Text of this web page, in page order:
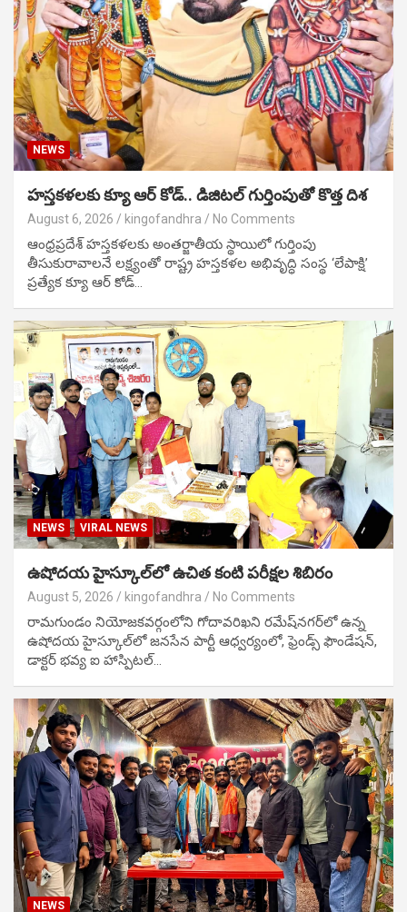
NEWS
హస్తకళలకు క్యూ ఆర్ కోడ్‌.. డిజిటల్ గుర్తింపుతో కొత్త దిశ
August 6, 2026 kingofandhra No Comments
ఆంధ్రప్రదేశ్ హస్తకళలకు అంతర్జాతీయ స్థాయిలో గుర్తింపు
తీసుకురావాలనే లక్ష్యంతో రాష్ట్ర హస్తకళల అభివృద్ధి సంస్థ ‘లేపాక్షి’
ప్రత్యేక క్యూ ఆర్ కోడ్…
NEWS VIRAL NEWS
ఉషోదయ హైస్కూల్‌లో ఉచిత కంటి పరీక్షల శిబిరం
August 5, 2026 kingofandhra No Comments
రామగుండం నియోజకవర్గంలోని గోదావరిఖని రమేష్‌నగర్‌లో ఉన్న
ఉషోదయ హైస్కూల్‌లో జనసేన పార్టీ ఆధ్వర్యంలో, ఫ్రెండ్స్ ఫౌండేషన్,
డాక్టర్ భవ్య ఐ హాస్పిటల్…
NEWS